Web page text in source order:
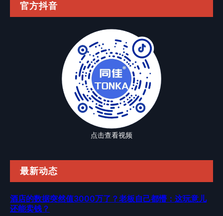
官方抖音
点击查看视频
最新动态
酒店的数据突然值3000万了？老板自己都懵：这玩意儿
还能卖钱？